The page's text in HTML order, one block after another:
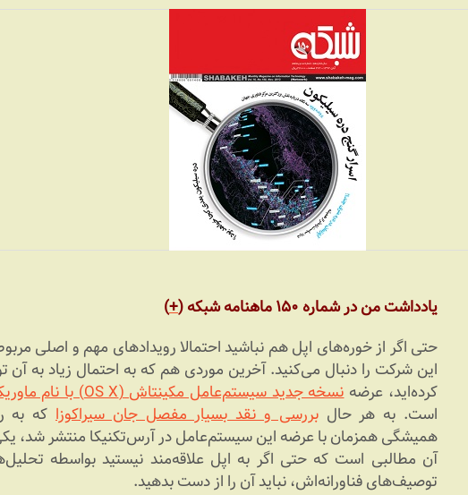
یادداشت من در شماره ۱۵۰ ماهنامه شبکه ( +
)
حتی اگر از خوره‌های اپل هم نباشید احتمالا رویدادهای مهم و اصلی
این شرکت را دنبال می‌کنید. آخرین موردی هم که به احتمال زیاد به آن
کرده‌اید، عرضهنسخه جدید سیستم‌عامل مکینتاش (OS X) با نام ماوریکس
است. به هر حالبررسی و نقد بسیار مفصل جان سیراکوزا که به
همیشگی همزمان با عرضه این سیستم‌عامل در آرس‌تکنیکا منتشر شد،
آن مطالبی است که حتی اگر به اپل علاقه‌مند نیستید بواسطه
توصیف‌های فناورانه‌اش، نباید آن را از دست بدهید.